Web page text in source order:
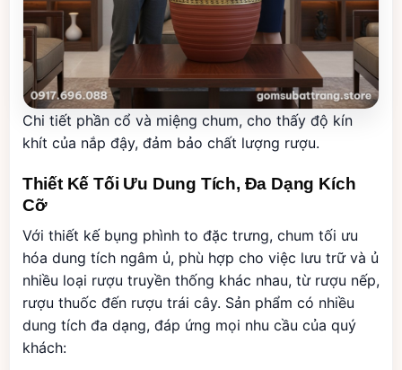
Chi tiết phần cổ và miệng chum, cho thấy độ kín
khít của nắp đậy, đảm bảo chất lượng rượu.
Thiết Kế Tối Ưu Dung Tích, Đa Dạng Kích
Cỡ
Với thiết kế bụng phình to đặc trưng, chum tối ưu
hóa dung tích ngâm ủ, phù hợp cho việc lưu trữ và ủ
nhiều loại rượu truyền thống khác nhau, từ rượu nếp,
rượu thuốc đến rượu trái cây. Sản phẩm có nhiều
dung tích đa dạng, đáp ứng mọi nhu cầu của quý
khách: